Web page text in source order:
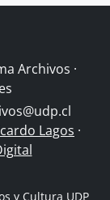
Archivos ·
Lagos ·
y Cultura UDP